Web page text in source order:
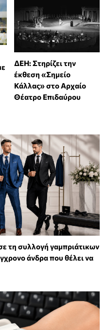
ΔΕΗ: Στηρίζει την
έκθεση «Σημείο
Κάλλας» στο Αρχαίο
Θέατρο Επιδαύρου
τη συλλογή γαμπριάτικων
άνδρα που θέλει να